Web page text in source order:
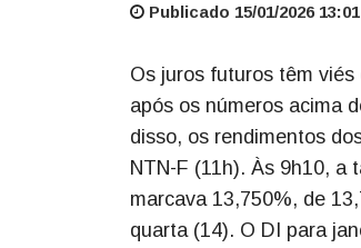
Publicado 15/01/2026 13:01
Os juros futuros têm
após os números acima
disso, os rendimentos
NTN-F (11h). Às 9h10, a
marcava 13,750%, de
quarta (14). O DI para